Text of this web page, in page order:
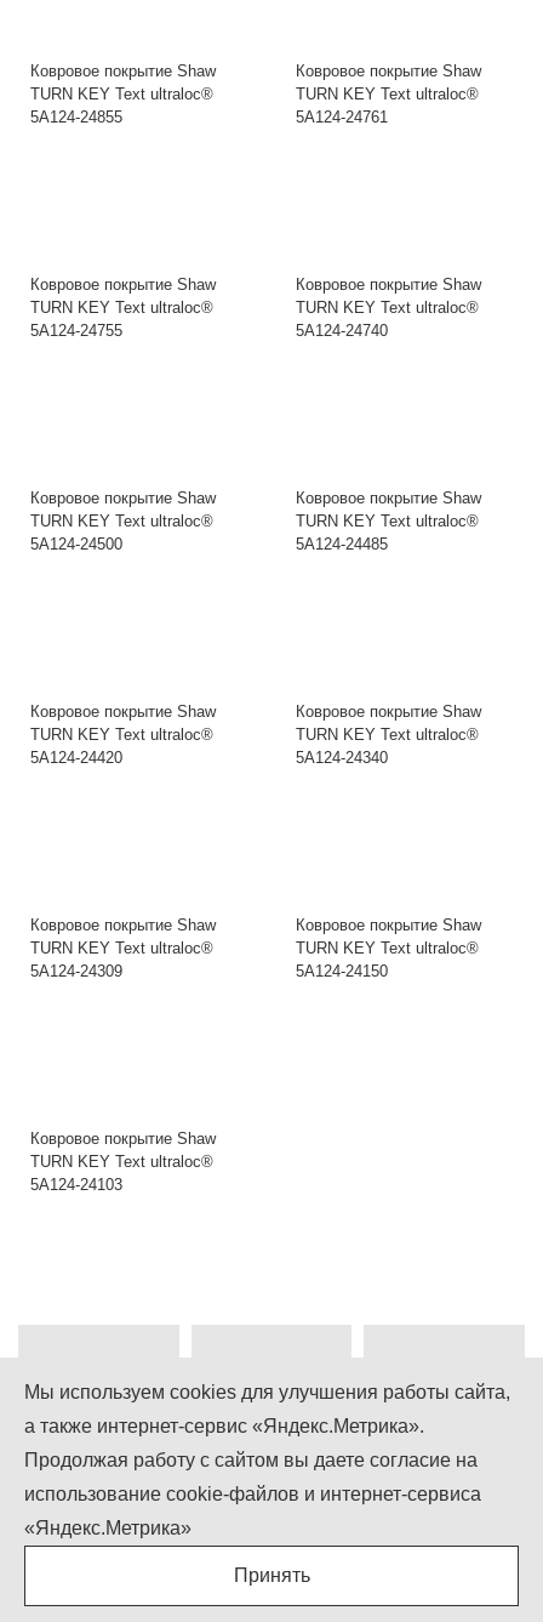
Ковровое покрытие Shaw
TURN KEY Text ultraloc®
5A124-24855
Ковровое покрытие Shaw
TURN KEY Text ultraloc®
5A124-24761
Ковровое покрытие Shaw
TURN KEY Text ultraloc®
5A124-24755
Ковровое покрытие Shaw
TURN KEY Text ultraloc®
5A124-24740
Ковровое покрытие Shaw
TURN KEY Text ultraloc®
5A124-24500
Ковровое покрытие Shaw
TURN KEY Text ultraloc®
5A124-24485
Ковровое покрытие Shaw
TURN KEY Text ultraloc®
5A124-24420
Ковровое покрытие Shaw
TURN KEY Text ultraloc®
5A124-24340
Ковровое покрытие Shaw
TURN KEY Text ultraloc®
5A124-24309
Ковровое покрытие Shaw
TURN KEY Text ultraloc®
5A124-24150
Ковровое покрытие Shaw
TURN KEY Text ultraloc®
5A124-24103
+7 (499) 755-92-79
Понедельник-Пятница: 9.00 - 18.00
info@igcompany.ru
IGCOMPANY © ООО «БИЗНЕС КАПИТАЛ»
Мы используем cookies для улучшения работы сайта,
а также интернет-сервис «Яндекс.Метрика».
Продолжая работу с сайтом вы даете согласие на
использование cookie-файлов и интернет-сервиса
«Яндекс.Метрика»
Принять